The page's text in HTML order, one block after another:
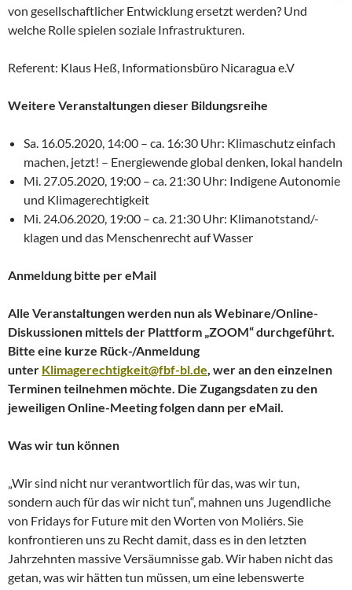
von gesellschaftlicher Entwicklung ersetzt werden? Und
welche Rolle spielen soziale Infrastrukturen.
Referent: Klaus Heß, Informationsbüro Nicaragua e.V
Weitere Veranstaltungen dieser Bildungsreihe
Sa. 16.05.2020, 14:00 – ca. 16:30 Uhr: Klimaschutz einfach
machen, jetzt! – Energiewende global denken, lokal handeln
Mi. 27.05.2020, 19:00 – ca. 21:30 Uhr: Indigene Autonomie
und Klimagerechtigkeit
Mi. 24.06.2020, 19:00 – ca. 21:30 Uhr: Klimanotstand/-
klagen und das Menschenrecht auf Wasser
Anmeldung bitte per eMail
Alle Veranstaltungen werden nun als Webinare/Online-
Diskussionen mittels der Plattform „ZOOM“ durchgeführt.
Bitte eine kurze Rück-/Anmeldung
unter Klimagerechtigkeit@fbf-bl.de, wer an den einzelnen
Terminen teilnehmen möchte. Die Zugangsdaten zu den
jeweiligen Online-Meeting folgen dann per eMail.
Was wir tun können
„Wir sind nicht nur verantwortlich für das, was wir tun,
sondern auch für das wir nicht tun“, mahnen uns Jugendliche
von Fridays for Future mit den Worten von Moliérs. Sie
konfrontieren uns zu Recht damit, dass es in den letzten
Jahrzehnten massive Versäumnisse gab. Wir haben nicht das
getan, was wir hätten tun müssen, um eine lebenswerte